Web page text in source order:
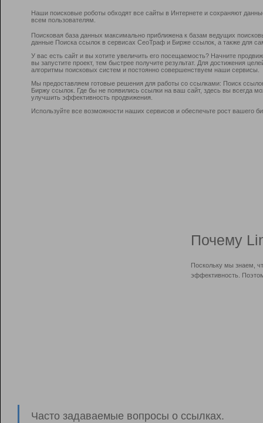
Наши поисковые роботы обходят все сайты в Интернете и сохраняют
всем пользователям.
Поисковая база данных максимально приближена к базам ведущих
данные Поиска ссылок в сервисах СеоТраф и Бирже ссылок, а также для
У вас есть сайт и вы хотите увеличить его посещаемость? Начните
вы запустите проект, тем быстрее получите результат. Для достижения
алгоритмы поисковых систем и постоянно совершенствуем наши сервисы.
Мы предоставляем готовые решения для работы со ссылками: Поиск
Биржу ссылок. Где бы не появились ссылки на ваш сайт, здесь вы всегда
улучшить эффективность продвижения.
Используйте все возможности наших сервисов и обеспечьте рост вашего
Почему
Поскольку мы знаем,
эффективность.
Часто задаваемые вопросы о ссылках.